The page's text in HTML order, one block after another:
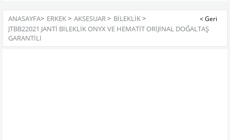
ANASAYFA> ERKEK> AKSESUAR> BILEKLIK>
JTBB22021 JANTI BILEKLIK ONYX VE HEMATIT ORIJINAL DOĞALTAŞ
GARANTILI